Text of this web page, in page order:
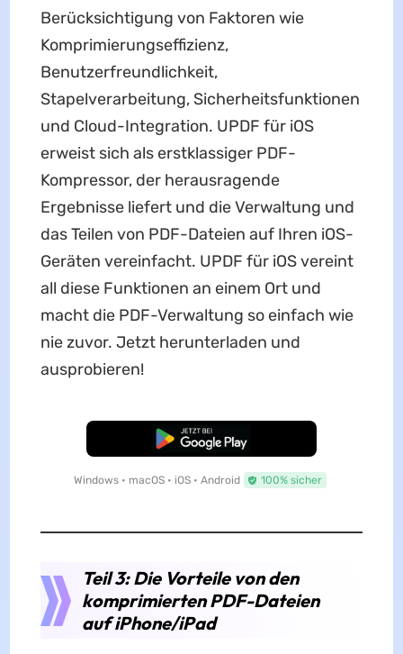
Berücksichtigung von Faktoren wie
Komprimierungseffizienz,
Benutzerfreundlichkeit,
Stapelverarbeitung, Sicherheitsfunktionen
und Cloud-Integration. UPDF für iOS
erweist sich als erstklassiger PDF-
Kompressor, der herausragende
Ergebnisse liefert und die Verwaltung und
das Teilen von PDF-Dateien auf Ihren iOS-
Geräten vereinfacht. UPDF für iOS vereint
all diese Funktionen an einem Ort und
macht die PDF-Verwaltung so einfach wie
nie zuvor. Jetzt herunterladen und
ausprobieren!
Kostenloser Download
Windows • macOS • iOS • Android 100% sicher
Teil 3: Die Vorteile von den
komprimierten PDF-Dateien
auf iPhone/iPad